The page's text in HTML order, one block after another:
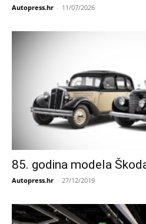
Autopress.hr - 11/07/2026
85. godina modela
Autopress.hr - 27/12/2019